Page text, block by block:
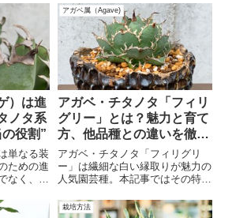
を実現し
気に育つコツを知りたい方必見。
詳しい効果や使い方のポイントを
わかりやすく紹介！
）は進
ノタ系
役割”
単なる装
ための進
なく、蒸
解説。
アガベ属（Agave)
アガベ・チタノタ「フィリ
グリー」とは？魅力と育て
方、他品種との違いを徹底
解説
アガベ・チタノタ「フィリグリ
ー」は繊細な白い縁取りが魅力の
人気園芸種。本記事ではその特徴
わかりやすく解説します。
栽培方法